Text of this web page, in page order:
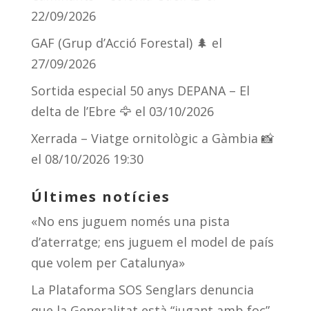
22/09/2026
GAF (Grup d’Acció Forestal) 🌲 el
27/09/2026
Sortida especial 50 anys DEPANA – El
delta de l’Ebre 🦅 el 03/10/2026
Xerrada – Viatge ornitològic a Gàmbia 📸
el 08/10/2026 19:30
Últimes notícies
«No ens juguem només una pista
d’aterratge; ens juguem el model de país
que volem per Catalunya»
La Plataforma SOS Senglars denuncia